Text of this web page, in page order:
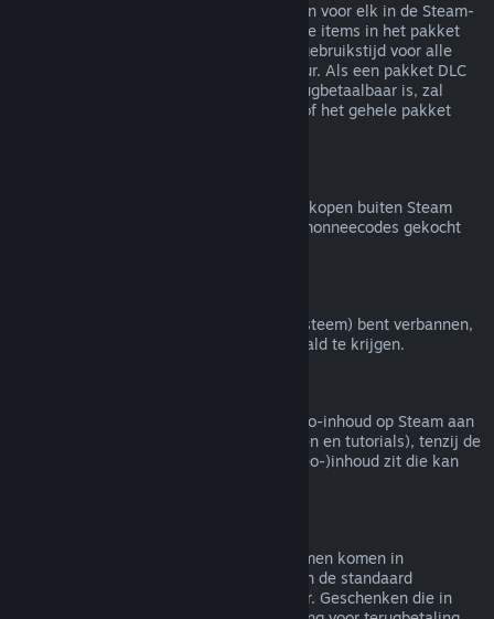
Je kunt een volledige terugbetaling krijgen voor elk in de Steam-
winkel gekocht pakket zolang geen van de items in het pakket
zijn overgedragen en de gecombineerde gebruikstijd voor alle
items in het pakket minder is dan twee uur. Als een pakket DLC
of een item in een spel bevat dat niet terugbetaalbaar is, zal
Steam je tijdens het afrekenen vertellen of het gehele pakket
Valve doet geen terugbetalingen voor aankopen buiten Steam
(bijvoorbeeld cd-sleutels of Steam-portemonneecodes gekocht
Als je door VAC (het Valve Anti-Cheat-systeem) bent verbannen,
verlies je het recht om dat spel terugbetaald te krijgen.
We bieden geen terugbetalingen van video-inhoud op Steam aan
(bijv. films, korte films, series, afleveringen en tutorials), tenzij de
video in een bundel met andere (niet-video-)inhoud zit die kan
Geschenken die niet in gebruik zijn genomen komen in
aanmerking voor een terugbetaling binnen de standaard
terugbetalingsperiode van 14 dagen/2 uur. Geschenken die in